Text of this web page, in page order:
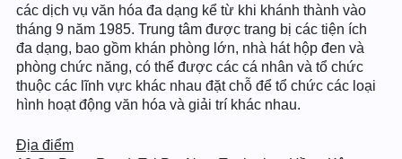
các dịch vụ văn hóa đa dạng kể từ khi khánh thành vào
tháng 9 năm 1985. Trung tâm được trang bị các tiện ích
đa dạng, bao gồm khán phòng lớn, nhà hát hộp đen và
phòng chức năng, có thể được các cá nhân và tổ chức
thuộc các lĩnh vực khác nhau đặt chỗ để tổ chức các loại
hình hoạt động văn hóa và giải trí khác nhau.
Địa điểm